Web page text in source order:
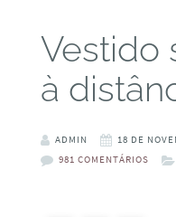
Vestido
à
ADMIN
18 DE
981 COMENTÁRIOS